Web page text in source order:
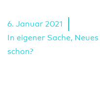
6. Januar 2021
In eigener Sache,
schon?